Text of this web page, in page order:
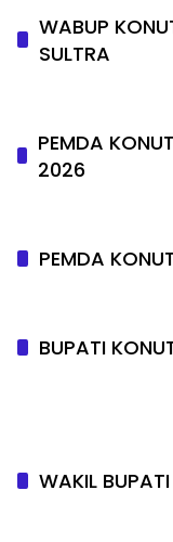
WABUP
SULTRA
PEMDA
2026
PEMDA
BUPATI
WAKIL